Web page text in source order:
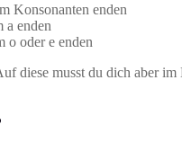
Konsonanten enden
a enden
o oder e enden
diese musst du dich aber